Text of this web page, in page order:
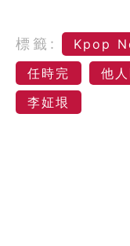
標籤: Kpop
任時完
他
李姃垠